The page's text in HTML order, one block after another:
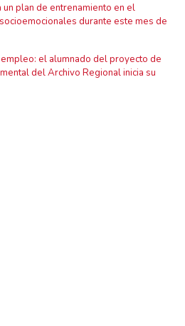
plan de entrenamiento en el
durante este mes de
el alumnado del proyecto de
del Archivo Regional inicia su